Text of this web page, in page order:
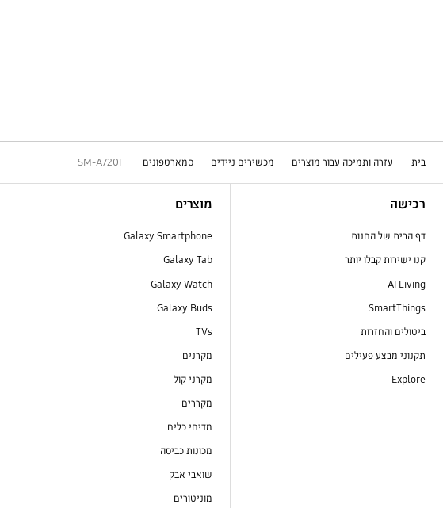
בית עזרה ותמיכה עבור מוצרים מכשירים ניידים סמארטפונים SM-A720F
רכישה
דף הבית של החנות
קנו ישירות קבלו יותר
AI Living
SmartThings
ביטולים והחזרות
תקנוני מבצע פעילים
Explore
מוצרים
Galaxy Smartphone
Galaxy Tab
Galaxy Watch
Galaxy Buds
TVs
מקרנים
מקרני קול
מקררים
מדיחי כלים
מכונות כביסה
שואבי אבק
מוניטורים